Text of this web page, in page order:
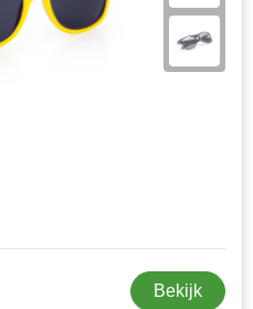
Bekijk